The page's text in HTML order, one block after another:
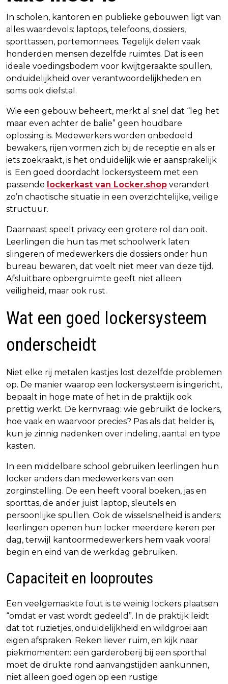
In scholen, kantoren en publieke gebouwen ligt van
alles waardevols: laptops, telefoons, dossiers,
sporttassen, portemonnees. Tegelijk delen vaak
honderden mensen dezelfde ruimtes. Dat is een
ideale voedingsbodem voor kwijtgeraakte spullen,
onduidelijkheid over verantwoordelijkheden en
soms ook diefstal.
Wie een gebouw beheert, merkt al snel dat “leg het
maar even achter de balie” geen houdbare
oplossing is. Medewerkers worden onbedoeld
bewakers, rijen vormen zich bij de receptie en als er
iets zoekraakt, is het onduidelijk wie er aansprakelijk
is. Een goed doordacht lockersysteem met een
passende lockerkast van Locker.shop verandert
zo’n chaotische situatie in een overzichtelijke, veilige
structuur.
Daarnaast speelt privacy een grotere rol dan ooit.
Leerlingen die hun tas met schoolwerk laten
slingeren of medewerkers die dossiers onder hun
bureau bewaren, dat voelt niet meer van deze tijd.
Afsluitbare opbergruimte geeft niet alleen
veiligheid, maar ook rust.
Wat een goed lockersysteem
onderscheidt
Niet elke rij metalen kastjes lost dezelfde problemen
op. De manier waarop een lockersysteem is ingericht,
bepaalt in hoge mate of het in de praktijk ook
prettig werkt. De kernvraag: wie gebruikt de lockers,
hoe vaak en waarvoor precies? Pas als dat helder is,
kun je zinnig nadenken over indeling, aantal en type
kasten.
In een middelbare school gebruiken leerlingen hun
locker anders dan medewerkers van een
zorginstelling. De een heeft vooral boeken, jas en
sporttas, de ander juist laptop, sleutels en
persoonlijke spullen. Ook de wisselsnelheid is anders:
leerlingen openen hun locker meerdere keren per
dag, terwijl kantoormedewerkers hem vaak vooral
begin en eind van de werkdag gebruiken.
Capaciteit en looproutes
Een veelgemaakte fout is te weinig lockers plaatsen
“omdat er vast wordt gedeeld”. In de praktijk leidt
dat tot ruzietjes, onduidelijkheid en wildgroei aan
eigen afspraken. Reken liever ruim, en kijk naar
piekmomenten: een garderoberij bij een sporthal
moet de drukte rond aanvangstijden aankunnen,
niet alleen goed ogen op een rustige